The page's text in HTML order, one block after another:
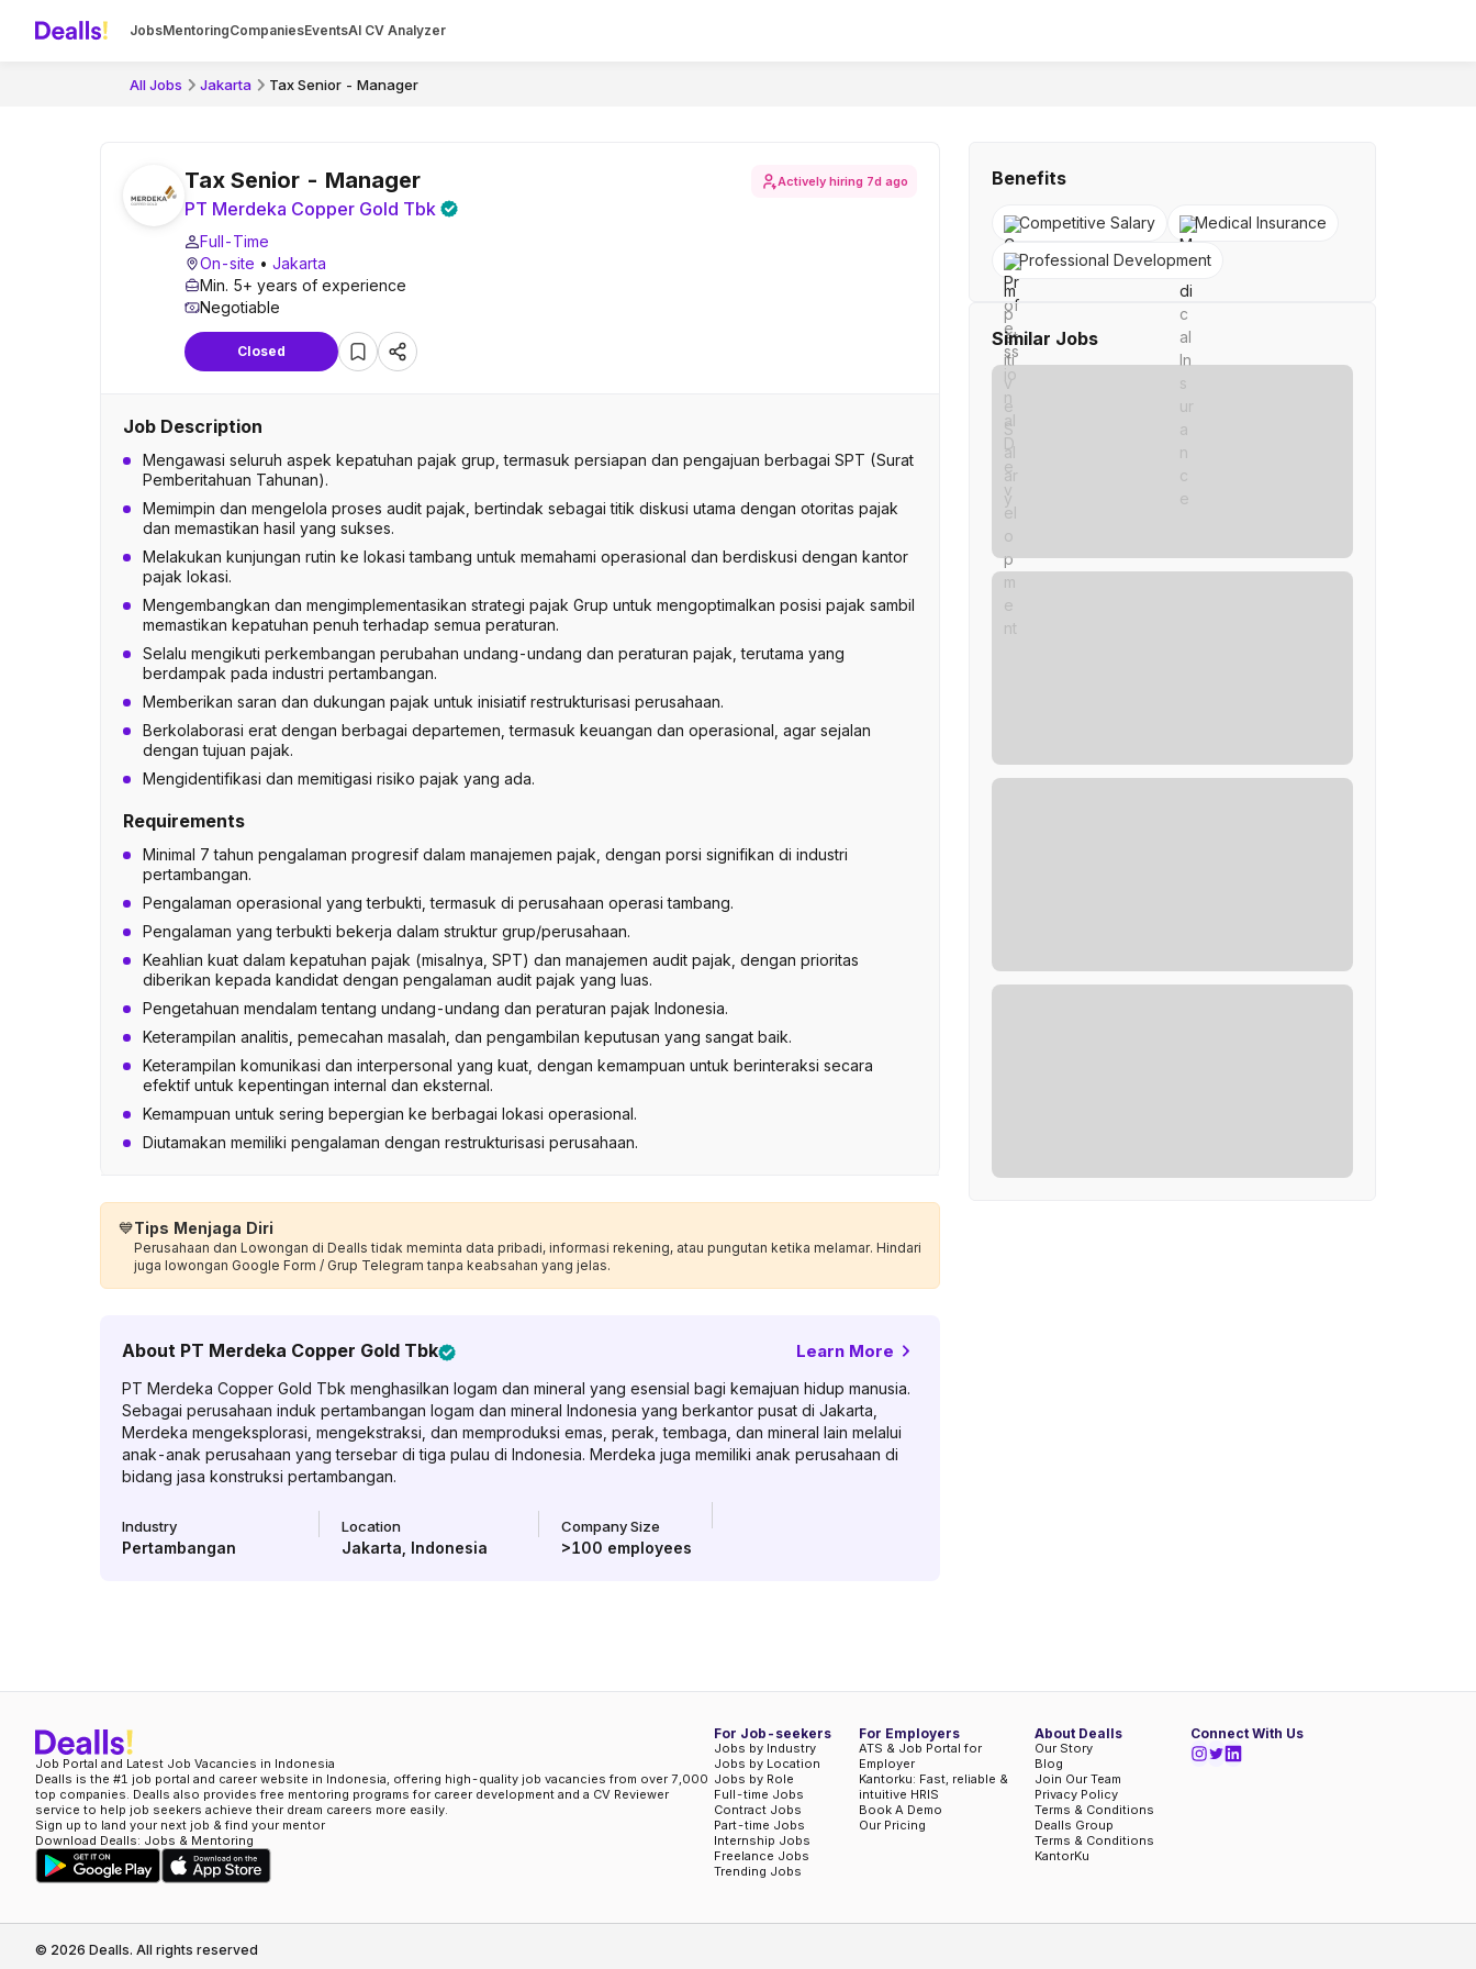
JobsMentoringCompaniesEventsAI CV Analyzer
All Jobs Jakarta Tax Senior - Manager
Tax Senior - Manager
PT Merdeka Copper Gold Tbk
Full-Time
On-site • Jakarta
Min. 5+ years of experience
Negotiable
Closed
Actively hiring 7d ago
Job Description
Mengawasi seluruh aspek kepatuhan pajak grup, termasuk persiapan dan pengajuan berbagai SPT (Surat
Pemberitahuan Tahunan).
Memimpin dan mengelola proses audit pajak, bertindak sebagai titik diskusi utama dengan otoritas pajak
dan memastikan hasil yang sukses.
Melakukan kunjungan rutin ke lokasi tambang untuk memahami operasional dan berdiskusi dengan kantor
pajak lokasi.
Mengembangkan dan mengimplementasikan strategi pajak Grup untuk mengoptimalkan posisi pajak sambil
memastikan kepatuhan penuh terhadap semua peraturan.
Selalu mengikuti perkembangan perubahan undang-undang dan peraturan pajak, terutama yang
berdampak pada industri pertambangan.
Memberikan saran dan dukungan pajak untuk inisiatif restrukturisasi perusahaan.
Berkolaborasi erat dengan berbagai departemen, termasuk keuangan dan operasional, agar sejalan
dengan tujuan pajak.
Mengidentifikasi dan memitigasi risiko pajak yang ada.
Requirements
Minimal 7 tahun pengalaman progresif dalam manajemen pajak, dengan porsi signifikan di industri
pertambangan.
Pengalaman operasional yang terbukti, termasuk di perusahaan operasi tambang.
Pengalaman yang terbukti bekerja dalam struktur grup/perusahaan.
Keahlian kuat dalam kepatuhan pajak (misalnya, SPT) dan manajemen audit pajak, dengan prioritas
diberikan kepada kandidat dengan pengalaman audit pajak yang luas.
Pengetahuan mendalam tentang undang-undang dan peraturan pajak Indonesia.
Keterampilan analitis, pemecahan masalah, dan pengambilan keputusan yang sangat baik.
Keterampilan komunikasi dan interpersonal yang kuat, dengan kemampuan untuk berinteraksi secara
efektif untuk kepentingan internal dan eksternal.
Kemampuan untuk sering bepergian ke berbagai lokasi operasional.
Diutamakan memiliki pengalaman dengan restrukturisasi perusahaan.
💙Tips Menjaga Diri
Perusahaan dan Lowongan di Dealls tidak meminta data pribadi, informasi rekening, atau pungutan ketika melamar. Hindari
juga lowongan Google Form / Grup Telegram tanpa keabsahan yang jelas.
About PT Merdeka Copper Gold Tbk Learn More
PT Merdeka Copper Gold Tbk menghasilkan logam dan mineral yang esensial bagi kemajuan hidup manusia.
Sebagai perusahaan induk pertambangan logam dan mineral Indonesia yang berkantor pusat di Jakarta,
Merdeka mengeksplorasi, mengekstraksi, dan memproduksi emas, perak, tembaga, dan mineral lain melalui
anak-anak perusahaan yang tersebar di tiga pulau di Indonesia. Merdeka juga memiliki anak perusahaan di
bidang jasa konstruksi pertambangan.
Industry
Pertambangan
Location
Jakarta Indonesia
Company Size
>100 employees
Benefits
Competitive Salary
Medical Insurance
Professional Development
Similar Jobs
Job Portal and Latest Job Vacancies in Indonesia
Dealls is the #1 job portal and career website in Indonesia, offering high-quality job vacancies from over 7,000
top companies. Dealls also provides free mentoring programs for career development and a CV Reviewer
service to help job seekers achieve their dream careers more easily.
Sign up to land your next job & find your mentor
Download Dealls: Jobs & Mentoring
For Job-seekers
Jobs by Industry
Jobs by Location
Jobs by Role
Full-time Jobs
Contract Jobs
Part-time Jobs
Internship Jobs
Freelance Jobs
Trending Jobs
For Employers
ATS & Job Portal for
Employer
Kantorku: Fast, reliable &
intuitive HRIS
Book A Demo
Our Pricing
Connect With Us
About Dealls
Our Story
Blog
Join Our Team
Privacy Policy
Terms & Conditions
Dealls Group
Terms & Conditions
KantorKu
© 2026 Dealls. All rights reserved